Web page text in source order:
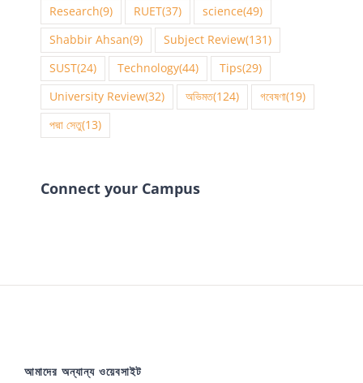
Research(9) RUET(37) science(49)
Shabbir Ahsan(9) Subject Review(131)
SUST(24) Technology(44) Tips(29)
University Review(32) অভিমত(124) গবেষণা(19)
পদ্মা সেতু(13)
Connect your Campus
আমাদের অন্যান্য ওয়েবসাইট